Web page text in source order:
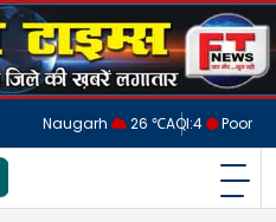
Naugarh 26 ℃AQI:4 Poor